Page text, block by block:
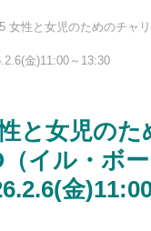
女性と女児のためのチ
金)11:00～13:30
性と女児の
（イル・ボ
金